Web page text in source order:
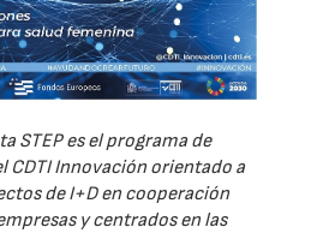
STEP es el programa de
CDTI Innovación orientado a
de I+D en cooperación
y centrados en las